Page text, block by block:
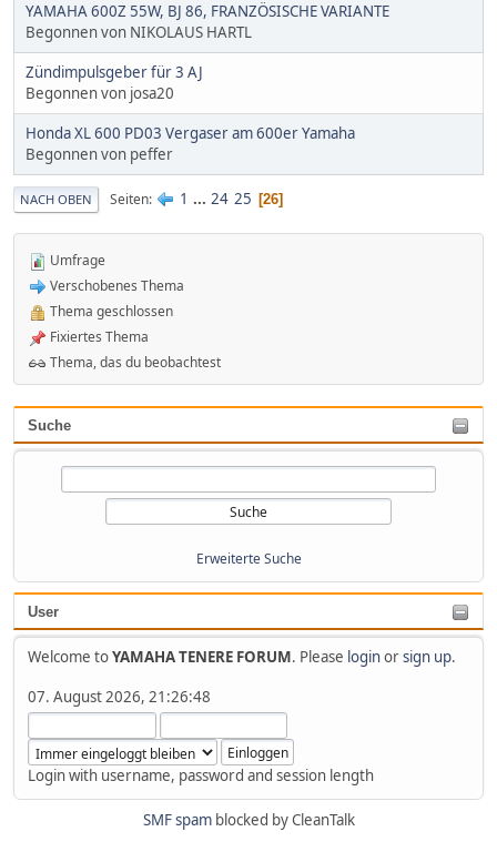
Suche
Erweiterte Suche
User
Welcome toYAMAHA TENERE FORUM. Please loginorsign up.
07. August 2026, 21:26:48
Login with username, password and session length
YAMAHA 600Z 55W, BJ 86, FRANZÖSISCHE VARIANTE
Begonnen von NIKOLAUS HARTL
Zündimpulsgeber für 3 AJ
Begonnen von josa20
Honda XL 600 PD03 Vergaser am 600er Yamaha
Begonnen von peffer
NACH OBEN Seiten 1 ... 24 25 26
Umfrage
Verschobenes Thema
Thema geschlossen
Fixiertes Thema
Thema, das du beobachtest
SMF spamblocked by CleanTalk